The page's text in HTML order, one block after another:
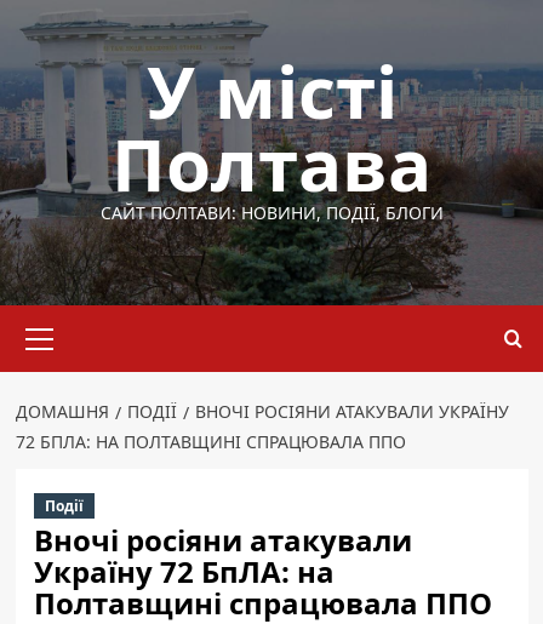
Перейти
вмісту
У місті
Полтава
САЙТ ПОЛТАВИ: НОВИНИ, ПОДІЇ, БЛОГИ
меню
ДОМАШНЯ ПОДІЇ
ВНОЧІ РОСІЯНИ АТАКУВАЛИ УКРАЇНУ
72 БПЛА: НА ПОЛТАВЩИНІ СПРАЦЮВАЛА ППО
Події
Вночі росіяни атакували
Україну 72 БпЛА: на
Полтавщині спрацювала ППО